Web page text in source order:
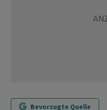
Bevorzugte Quelle